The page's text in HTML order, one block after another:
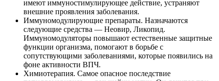
имеют иммуностимулирующее действие, устраняют
внешние проявления заболевания.
Иммуномодулирующие препараты. Назначаются
следующие средства — Неовир, Ликопид.
Иммуномодуляторы повышают естественные защитные
функции организма, помогают в борьбе с
сопутствующими заболеваниями, которые появились на
фоне активности ВПЧ.
Химиотерапия. Самое опасное последствие